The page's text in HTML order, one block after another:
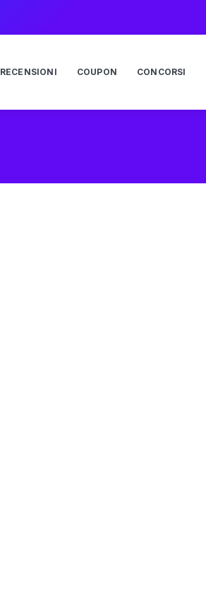
RECENSIONI COUPON CONCORSI